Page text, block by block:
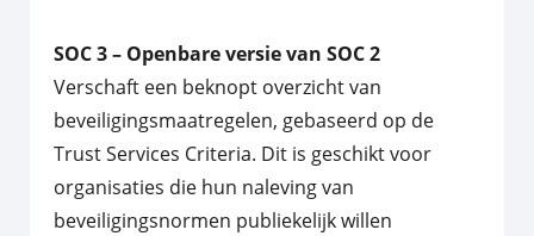
SOC 3 – Openbare versie van SOC 2
Verschaft een beknopt overzicht van
beveiligingsmaatregelen, gebaseerd op de
Trust Services Criteria. Dit is geschikt voor
organisaties die hun naleving van
beveiligingsnormen publiekelijk willen